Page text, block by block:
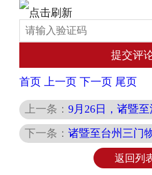
首页 上一页 下一页 尾页
上一条： 9月26日，诸暨至江苏成熟
下一条： 诸暨至台州三门物流专线9月18
返回列